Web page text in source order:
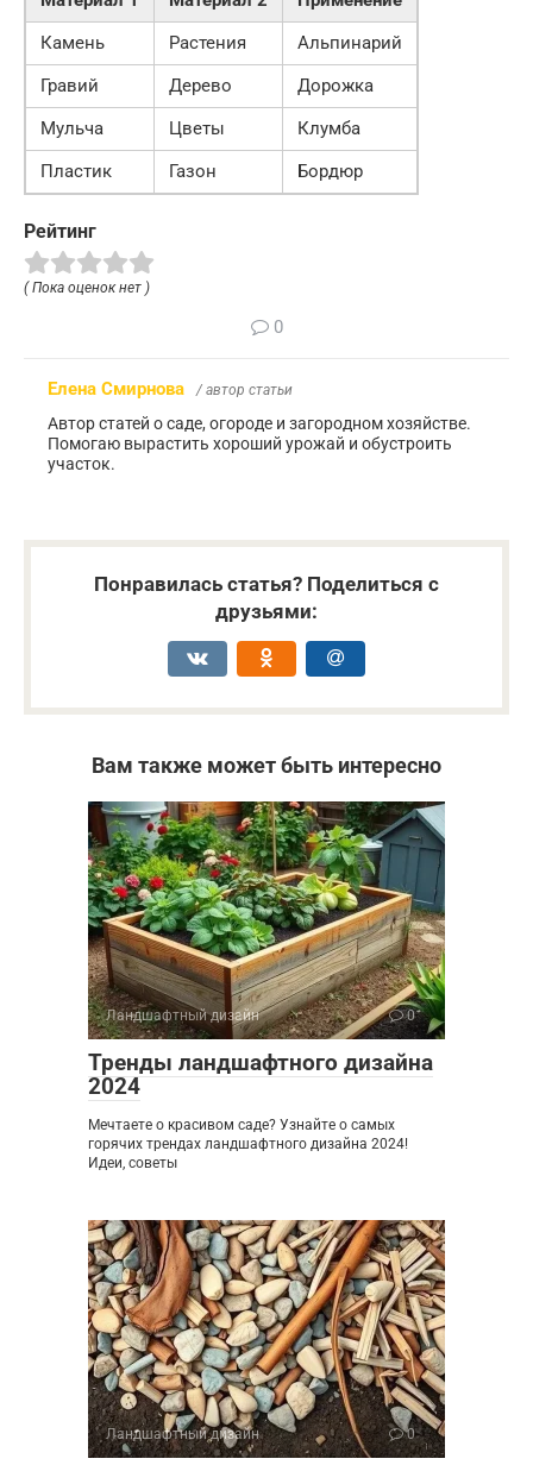
Камень
Растения
Альпинарий
Гравий
Дерево
Дорожка
Мульча
Цветы
Клумба
Пластик
Газон Бордюр
Рейтинг
( Пока оценок нет )
0
Елена Смирнова / автор статьи
Автор статей о саде, огороде и загородном хозяйстве.
Помогаю вырастить хороший урожай и обустроить
участок.
Понравилась статья? Поделиться с
друзьями:
Вам также может быть интересно
Ландшафтный дизайн 0
Тренды ландшафтного дизайна
2024
Мечтаете о красивом саде? Узнайте о самых
горячих трендах ландшафтного дизайна 2024!
Идеи, советы
Ландшафтный дизайн 0